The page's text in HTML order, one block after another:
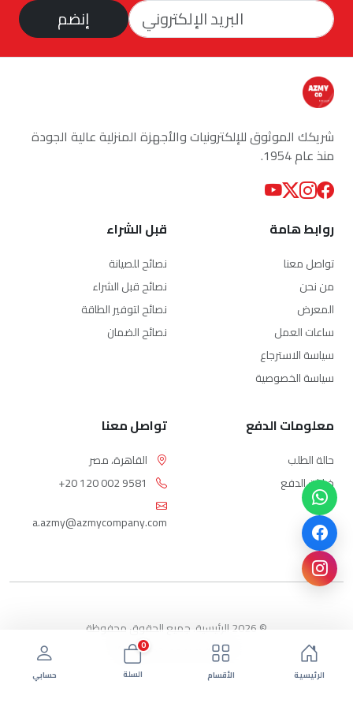
إنضم
شريكك الموثوق للإلكترونيات والأجهزة المنزلية عالية الجودة
منذ عام 1954.
روابط هامة
تواصل معنا
من نحن
المعرض
ساعات العمل
سياسة الاسترجاع
سياسة الخصوصية
قبل الشراء
نصائح للصيانة
نصائح قبل الشراء
نصائح لتوفير الطاقة
نصائح الضمان
معلومات الدفع
حالة الطلب
خيارات الدفع
تواصل معنا
القاهرة، مصر
+20 120 002 9581
a.azmy@azmycompany.com
© 2026 الرئيسية. جميع الحقوق محفوظة
بواسطة ebda3-eg.com
الرئيسية الأقسام
0
السلة
حسابي